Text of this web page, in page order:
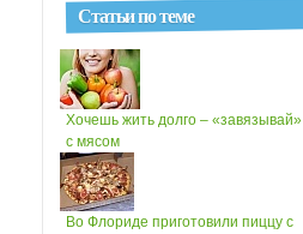
Статьи по теме
Хочешь жить долго – «завязывай»
с мясом
Во Флориде приготовили пиццу с